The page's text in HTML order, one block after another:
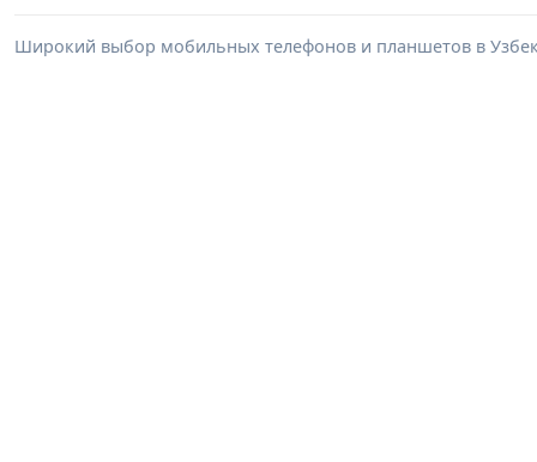
Широкий выбор мобильных телефонов и планшетов в